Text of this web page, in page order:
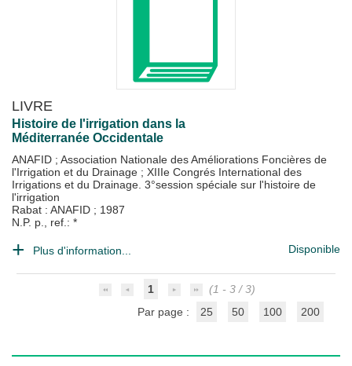
LIVRE
Histoire de l'irrigation dans la
Méditerranée Occidentale
ANAFID ; Association Nationale des Améliorations Foncières de
l'Irrigation et du Drainage ; XIIIe Congrés International des
Irrigations et du Drainage. 3°session spéciale sur l'histoire de
l'irrigation
Rabat : ANAFID ; 1987
N.P. p., ref.: *
Plus d'information... Disponible
1
(1 - 3 / 3)
Par page :
25 50 100 200